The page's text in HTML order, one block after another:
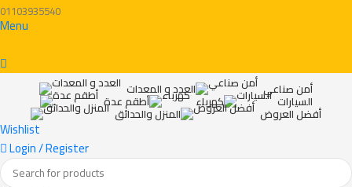
01103935540
Menu
العدد و المعدات أمن صناعي
أطقم عدة كهرباء السيارات
المنزل والحدائق أفضل العروض
Wishlist
Login / Register